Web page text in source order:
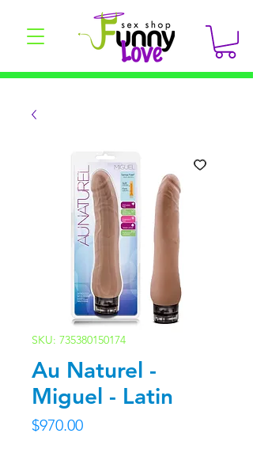
SKU: 735380150174
Au Naturel -
Miguel - Latin
$970.00Precio